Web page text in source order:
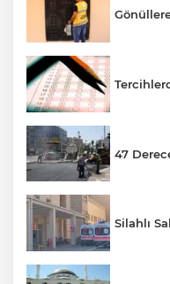
47
Silahlı